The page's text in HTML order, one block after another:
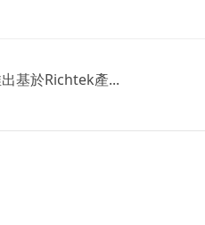
基於Richtek產...